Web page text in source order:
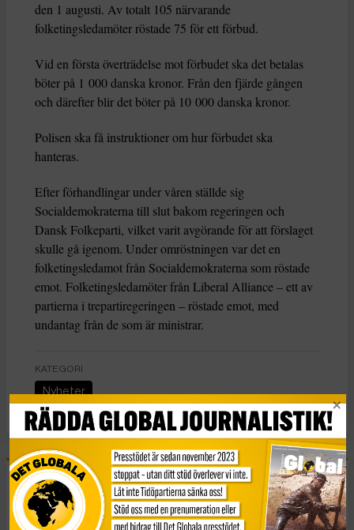
den 1 augusti. Av totalt 105 närvarande
folketingsledamöter röstade 75 för ett förbud.
Vid en första överträdelse mot förbudet ska det betalas
böter på 1 000 danska kronor. Från den fjärde gången
och därefter blir det böter på 10 000 danska kronor.
Polisen ska få instruktioner om hur förbudet ska
hanteras.
Efter förhandlingar under våren ställde sig
Socialdemokraterna till slut bakom regeringen och
Dansk Folkeparti, vilket varit avgörande för att förslaget
skulle gå igenom. Under omröstningen var det en
folketingsledamot från Socialdemokraterna som röstade
emot. Folketingsledamöter från Liberal Alliance – ett av
partierna i trepartiregeringen – röstade emot, med
undantag från de som är ministrar.
KATEGORI
Nyheter
Essä